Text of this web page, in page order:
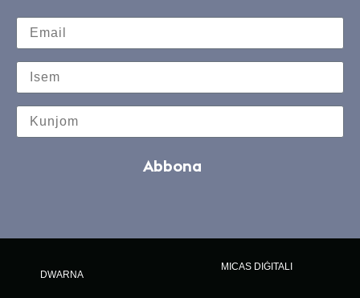
Abbona
DWARNA
MICAS DIĠITALI